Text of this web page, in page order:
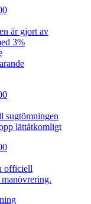
är gjort av
3%
sugtömningen
lättåtkomligt
officiell